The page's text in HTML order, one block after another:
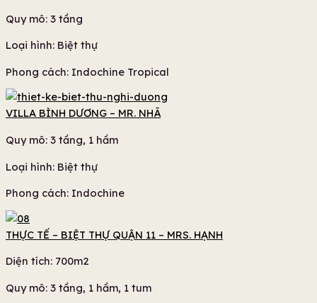
Quy mô: 3 tầng
Loại hình: Biệt thự
Phong cách: Indochine Tropical
VILLA BÌNH DƯƠNG – MR. NHÃ
Quy mô: 3 tầng, 1 hầm
Loại hình: Biệt thự
Phong cách: Indochine
THỰC TẾ – BIỆT THỰ QUẬN 11 – MRS. HẠNH
Diện tích: 700m2
Quy mô: 3 tầng, 1 hầm, 1 tum